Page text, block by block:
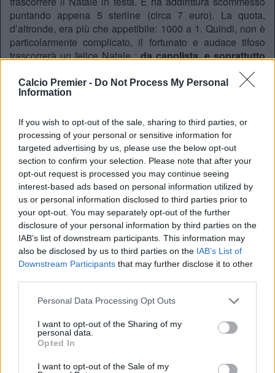
Calcio Premier - Do Not Process My Personal
Information
If you wish to opt-out of the sale, sharing to third parties, or
processing of your personal or sensitive information for
targeted advertising by us, please use the below opt-out
section to confirm your selection. Please note that after your
opt-out request is processed you may continue seeing
interest-based ads based on personal information utilized by
us or personal information disclosed to third parties prior to
your opt-out. You may separately opt-out of the further
disclosure of your personal information by third parties on the
IAB’s list of downstream participants. This information may
also be disclosed by us to third parties on the IAB’s List of
Downstream Participants that may further disclose it to other
Personal Data Processing Opt Outs
I want to opt-out of the Sharing of my
personal data.
Opted In
I want to opt-out of the Sale of my
puntando appena 5 sterline (circa 7 euro). La quota,
d’altronde, era più che appetibile: 1000 a 1. Quindi, non è
particolarmente complicato, il fortunato e audace tifoso
trascorrerà un felice Natale :da capolista, e soprattutto
Looks like@WillKirwaan_could be having a good
Christmas this year…#LCFC
#BookieBashing
pic.twitter.com/mI3vXSlUE7
— Ladbrokes (@Ladbrokes)16 Dicembre 2015
eurosport.com